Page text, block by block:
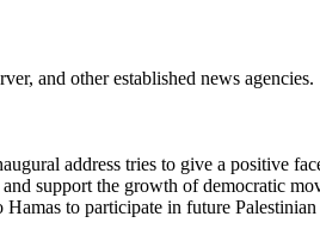
and other established news agencies.
address tries to give a positive
support the growth of democratic
to participate in future Palestinian